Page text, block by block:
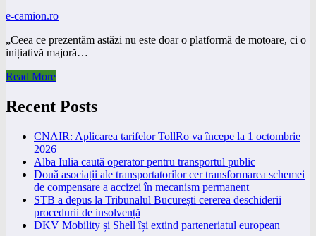
e-camion.ro
„Ceea ce prezentăm astăzi nu este doar o platformă de motoare, ci o
inițiativă majoră…
Read More
Recent Posts
CNAIR: Aplicarea tarifelor TollRo va începe la 1 octombrie
2026
Alba Iulia caută operator pentru transportul public
Două asociații ale transportatorilor cer transformarea schemei
de compensare a accizei în mecanism permanent
STB a depus la Tribunalul București cererea deschiderii
procedurii de insolvență
DKV Mobility și Shell își extind parteneriatul european